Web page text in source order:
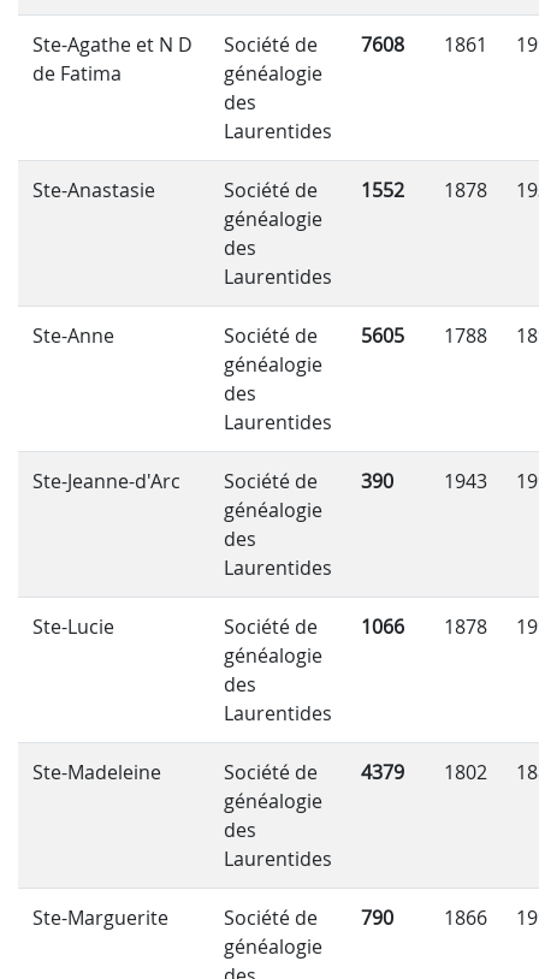
Ste-Agathe et N D
de Fatima
Société de
généalogie
des
Laurentides
7608 1861
Ste-Anastasie
Société de
généalogie
des
Laurentides
1552 1878
Ste-Anne
Société de
généalogie
des
Laurentides
5605 1788
Ste-Jeanne-d'Arc
Société de
généalogie
des
Laurentides
390 1943
Ste-Lucie
Société de
généalogie
des
Laurentides
1066 1878
Ste-Madeleine
Société de
généalogie
des
Laurentides
4379 1802
Ste-Marguerite
Société de
généalogie
790 1866